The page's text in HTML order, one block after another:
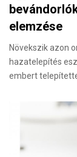
elemzése
Növekszik azon
hazatelepítés
embert